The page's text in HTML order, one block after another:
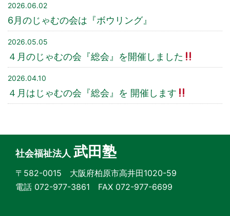
2026.06.02
6月のじゃむの会は『ボウリング』
2026.05.05
４月のじゃむの会『総会』を開催しました
2026.04.10
４月はじゃむの会『総会』を 開催します
社会福祉法人 武田塾
〒582-0015 大阪府柏原市高井田1020-59
電話 072-977-3861 FAX 072-977-6699